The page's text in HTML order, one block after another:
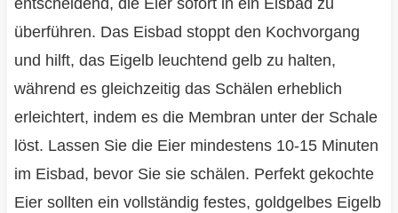
entscheidend, die Eier sofort in ein Eisbad zu
überführen. Das Eisbad stoppt den Kochvorgang
und hilft, das Eigelb leuchtend gelb zu halten,
während es gleichzeitig das Schälen erheblich
erleichtert, indem es die Membran unter der Schale
löst. Lassen Sie die Eier mindestens 10-15 Minuten
im Eisbad, bevor Sie sie schälen. Perfekt gekochte
Eier sollten ein vollständig festes, goldgelbes Eigelb